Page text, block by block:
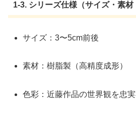
1-3. シリーズ仕様（サイズ・素材
サイズ：3〜5cm前後
素材：樹脂製（高精度成形）
色彩：近藤作品の世界観を忠